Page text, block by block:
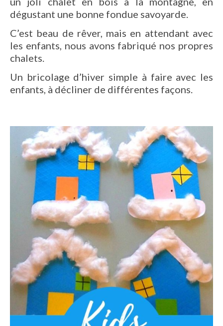
dégustant une bonne fondue savoyarde.
C’est beau de rêver, mais en attendant avec
les enfants, nous avons fabriqué nos propres
chalets.
Un bricolage d’hiver simple à faire avec les
enfants, à décliner de différentes façons.